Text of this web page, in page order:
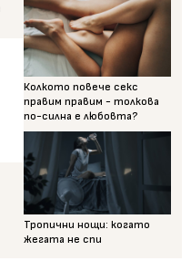
Колкото повече секс
правим правим - толкова
по-силна е любовта?
Тропични нощи: когато
жегата не спи